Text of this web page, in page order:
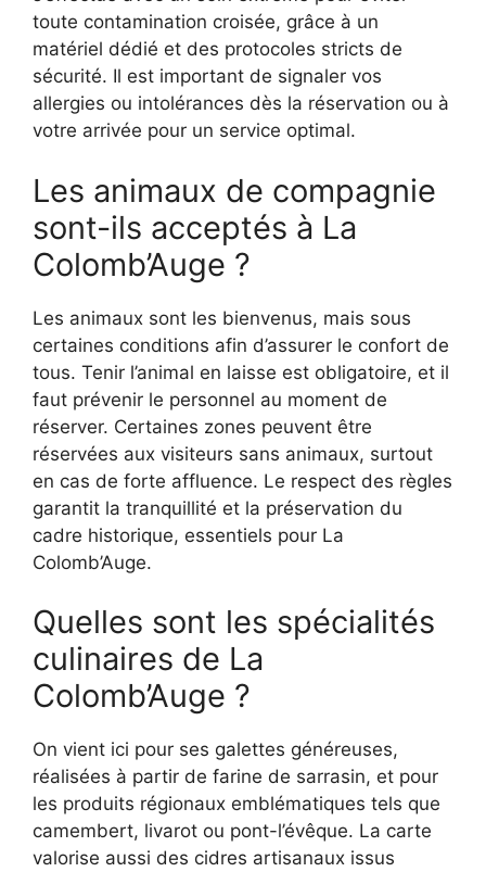
toute contamination croisée, grâce à un
matériel dédié et des protocoles stricts de
sécurité. Il est important de signaler vos
allergies ou intolérances dès la réservation ou à
votre arrivée pour un service optimal.
Les animaux de compagnie
sont-ils acceptés à La
Colomb’Auge ?
Les animaux sont les bienvenus, mais sous
certaines conditions afin d’assurer le confort de
tous. Tenir l’animal en laisse est obligatoire, et il
faut prévenir le personnel au moment de
réserver. Certaines zones peuvent être
réservées aux visiteurs sans animaux, surtout
en cas de forte affluence. Le respect des règles
garantit la tranquillité et la préservation du
cadre historique, essentiels pour La
Colomb’Auge.
Quelles sont les spécialités
culinaires de La
Colomb’Auge ?
On vient ici pour ses galettes généreuses,
réalisées à partir de farine de sarrasin, et pour
les produits régionaux emblématiques tels que
camembert, livarot ou pont-l’évêque. La carte
valorise aussi des cidres artisanaux issus